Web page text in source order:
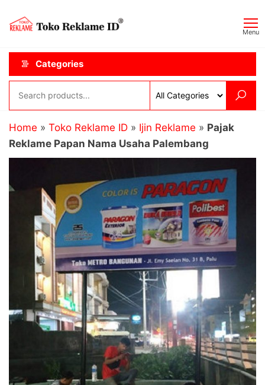
content
ID
Menu
Categories
Home » Toko Reklame ID » Ijin Reklame » Pajak
Reklame Papan Nama Usaha Palembang